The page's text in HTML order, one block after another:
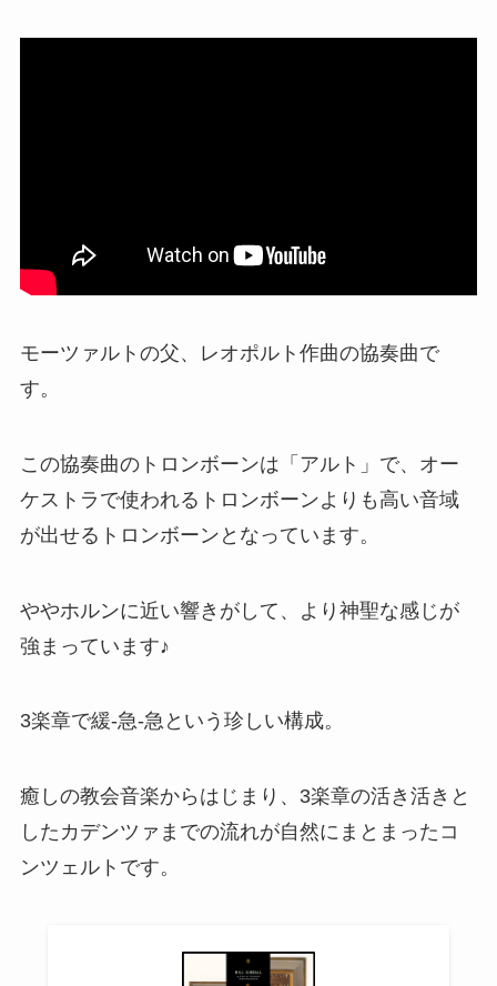
モーツァルトの父、レオポルト作曲の協奏曲で
す。
この協奏曲のトロンボーンは「アルト」で、オー
ケストラで使われるトロンボーンよりも高い音域
が出せるトロンボーンとなっています。
ややホルンに近い響きがして、より神聖な感じが
強まっています♪
3楽章で緩-急-急という珍しい構成。
癒しの教会音楽からはじまり、3楽章の活き活きと
したカデンツァまでの流れが自然にまとまったコ
ンツェルトです。